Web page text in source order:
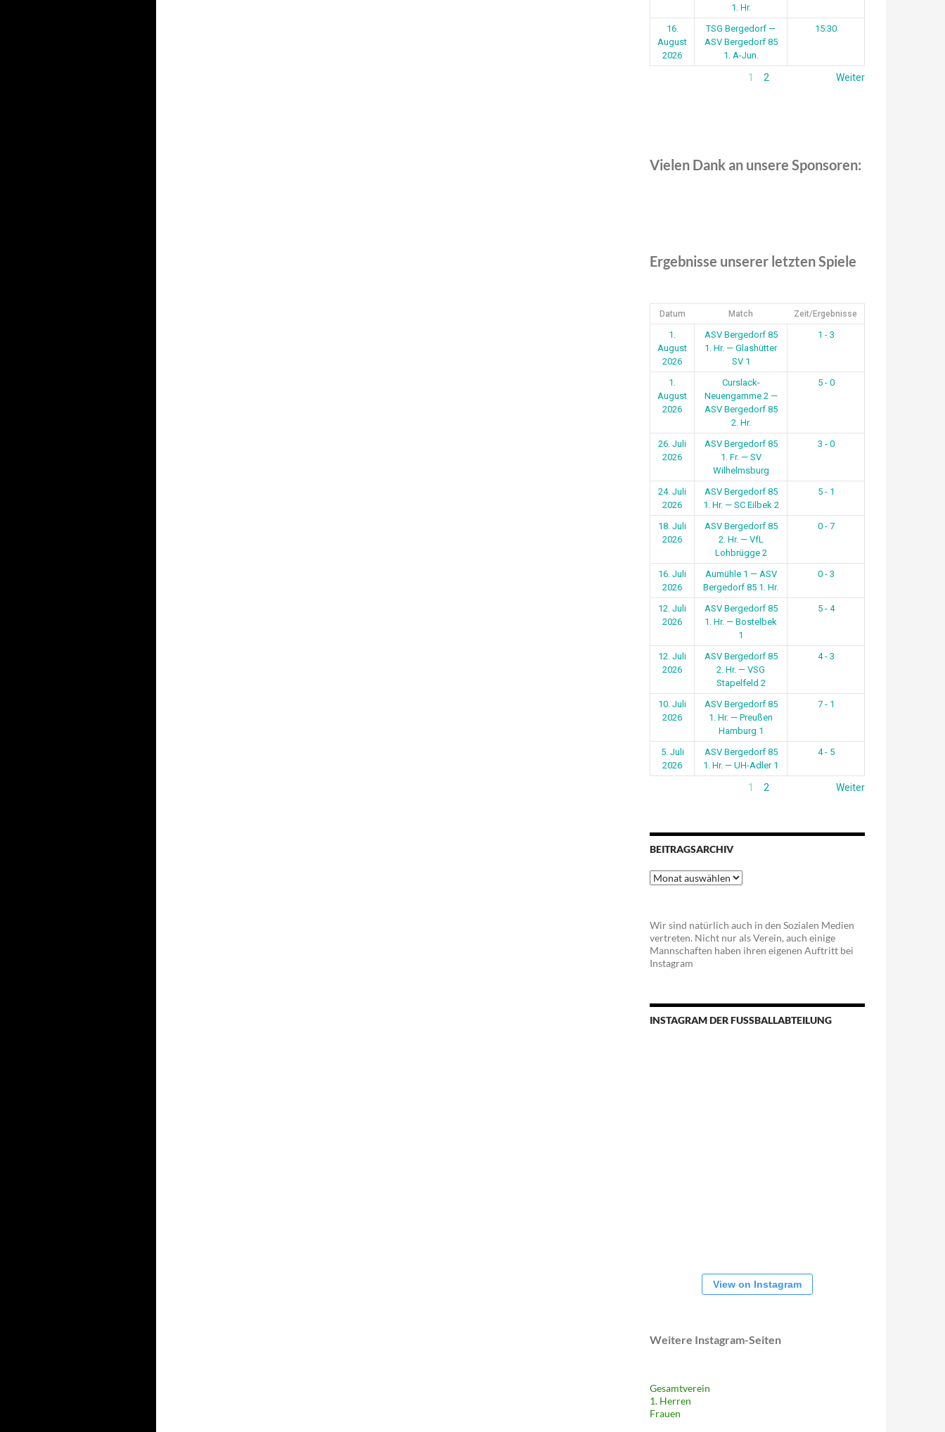
1. Hr.
16.
August
2026
TSG Bergedorf —
ASV Bergedorf 85
1. A-Jun.
15:30
1 2 Weiter
Vielen Dank an unsere Sponsoren:
Ergebnisse unserer letzten Spiele
Datum Match Zeit/Ergebnisse
1.
August
2026
ASV Bergedorf 85
1. Hr. — Glashütter
SV 1
1 - 3
1.
August
2026
Curslack-
Neuengamme 2 —
ASV Bergedorf 85
2. Hr.
5 - 0
26. Juli
2026
ASV Bergedorf 85
1. Fr. — SV
Wilhelmsburg
3 - 0
24. Juli
2026
ASV Bergedorf 85
1. Hr. — SC Eilbek 2
5 - 1
18. Juli
2026
ASV Bergedorf 85
2. Hr. — VfL
Lohbrügge 2
0 - 7
16. Juli
2026
Aumühle 1 — ASV
Bergedorf 85 1. Hr.
0 - 3
12. Juli
2026
ASV Bergedorf 85
1. Hr. — Bostelbek
1
5 - 4
12. Juli
2026
ASV Bergedorf 85
2. Hr. — VSG
Stapelfeld 2
4 - 3
10. Juli
2026
ASV Bergedorf 85
1. Hr. — Preußen
Hamburg 1
7 - 1
5. Juli
2026
ASV Bergedorf 85
1. Hr. — UH-Adler 1
4 - 5
1 2 Weiter
BEITRAGSARCHIV
Beitragsarchiv
Wir sind natürlich auch in den Sozialen Medien
vertreten. Nicht nur als Verein, auch einige
Mannschaften haben ihren eigenen Auftritt bei
Instagram
INSTAGRAM DER FUSSBALLABTEILUNG
View on Instagram
Weitere Instagram-Seiten
Gesamtverein
1. Herren
Frauen